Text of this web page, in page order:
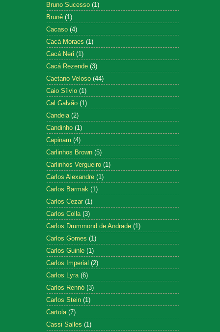
Bruno Sucesso (1)
Brunê (1)
Cacaso (4)
Cacá Moraes (1)
Cacá Neri (1)
Cacá Rezende (3)
Caetano Veloso (44)
Caio Sílvio (1)
Cal Galvão (1)
Candeia (2)
Candinho (1)
Capinam (4)
Carlinhos Brown (5)
Carlinhos Vergueiro (1)
Carlos Alexandre (1)
Carlos Barmak (1)
Carlos Cezar (1)
Carlos Colla (3)
Carlos Drummond de Andrade (1)
Carlos Gomes (1)
Carlos Guinle (1)
Carlos Imperial (2)
Carlos Lyra (6)
Carlos Rennó (3)
Carlos Stein (1)
Cartola (7)
Cassi Salles (1)